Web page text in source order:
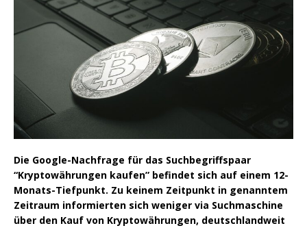
Die Google-Nachfrage für das Suchbegriffspaar
“Kryptowährungen kaufen” befindet sich auf einem 12-
Monats-Tiefpunkt. Zu keinem Zeitpunkt in genanntem
Zeitraum informierten sich weniger via Suchmaschine
über den Kauf von Kryptowährungen, deutschlandweit